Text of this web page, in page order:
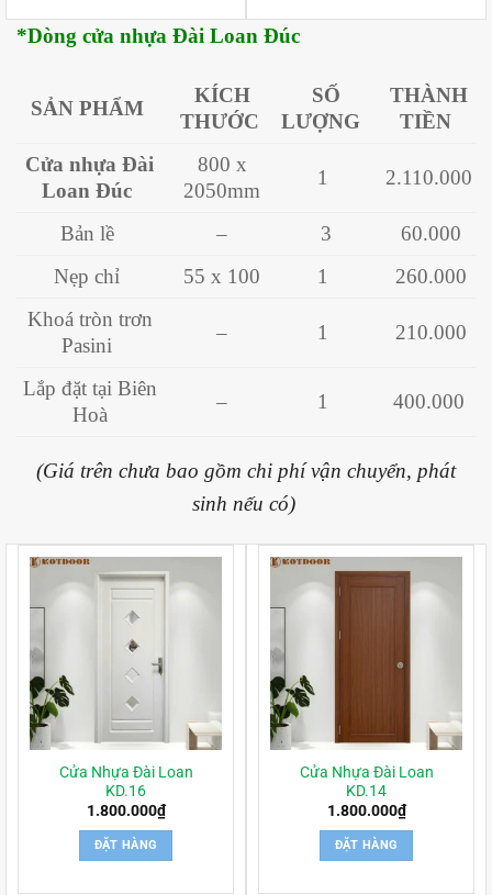
*Dòng cửa nhựa Đài Loan Đúc
SẢN PHẨM
KÍCH
THƯỚC
SỐ
LƯỢNG
THÀNH
TIỀN
Cửa nhựa Đài
Loan Đúc
800 x
2050mm
1 2.110.000
Bản lề – 3
60.000
Nẹp chỉ
55 x 100 1
260.000
Khoá tròn trơn
Pasini
– 1 210.000
Lắp đặt tại Biên
Hoà
– 1 400.000
(Giá trên chưa bao gồm chi phí vận chuyển, phát
sinh nếu có)
Cửa Nhựa Đài Loan
KD.16
1.800.000₫
ĐẶT HÀNG
Cửa Nhựa Đài Loan
KD.14
1.800.000₫
ĐẶT HÀNG